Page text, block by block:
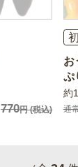
770円(税込)
お
ぷ
約
通